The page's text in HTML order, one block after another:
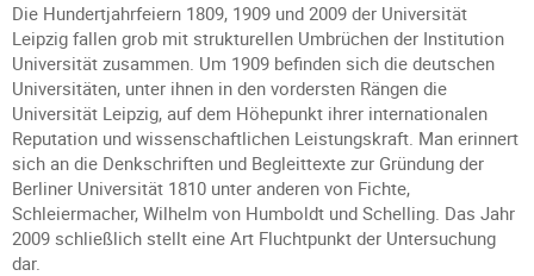
Die Hundertjahrfeiern 1809, 1909 und 2009 der Universität
Leipzig fallen grob mit strukturellen Umbrüchen der Institution
Universität zusammen. Um 1909 befinden sich die deutschen
Universitäten, unter ihnen in den vordersten Rängen die
Universität Leipzig, auf dem Höhepunkt ihrer internationalen
Reputation und wissenschaftlichen Leistungskraft. Man erinnert
sich an die Denkschriften und Begleittexte zur Gründung der
Berliner Universität 1810 unter anderen von Fichte,
Schleiermacher, Wilhelm von Humboldt und Schelling. Das Jahr
2009 schließlich stellt eine Art Fluchtpunkt der Untersuchung
dar.